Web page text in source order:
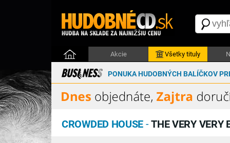
Akcie Všetky tituly
PONUKA HUDOBNÝCH BALÍČKOV
CROWDED HOUSE -THE VERY VERY